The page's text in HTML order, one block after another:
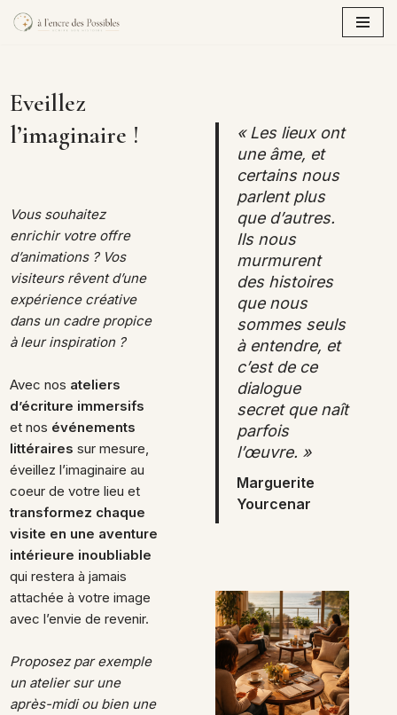
contenu
Eveillez
l’imaginaire !
Vous souhaitez
enrichir votre offre
d’animations ? Vos
visiteurs rêvent d’une
expérience créative
dans un cadre propice
à leur inspiration ?
Avec nos ateliers
d’écriture immersifs
et nos événements
littéraires sur mesure,
éveillez l’imaginaire au
coeur de votre lieu et
transformez chaque
visite en une aventure
intérieure inoubliable
qui restera à jamais
attachée à votre image
avec l’envie de revenir.
Proposez par exemple
un atelier sur une
après-midi ou bien une
« Les lieux ont
une âme, et
certains nous
parlent plus
que d’autres.
Ils nous
murmurent
des histoires
que nous
sommes seuls
à entendre, et
c’est de ce
dialogue
secret que naît
parfois
l’œuvre. »
Marguerite
Yourcenar